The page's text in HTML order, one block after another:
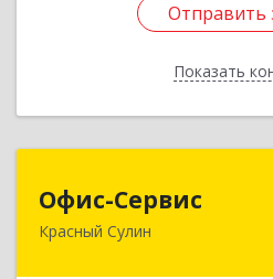
Отправить
Показать
Отправить
Назад
Офис-Сервис
Красный Сулин
346350, Ростовская обл,